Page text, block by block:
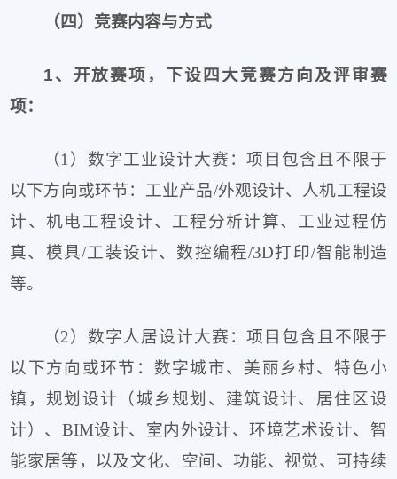
（四）竞赛内容与方式
1、开放赛项，下设四大竞赛方向及评审赛
项：
（1）数字工业设计大赛：项目包含且不限于
以下方向或环节：工业产品/外观设计、人机工程设
计、机电工程设计、工程分析计算、工业过程仿
真、模具/工装设计、数控编程/3D打印/智能制造
等。
（2）数字人居设计大赛：项目包含且不限于
以下方向或环节：数字城市、美丽乡村、特色小
镇，规划设计（城乡规划、建筑设计、居住区设
计）、BIM设计、室内外设计、环境艺术设计、智
能家居等，以及文化、空间、功能、视觉、可持续